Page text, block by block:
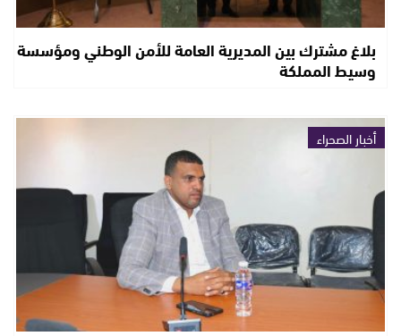
بلاغ مشترك بين المديرية العامة للأمن الوطني ومؤسسة
وسيط المملكة
أخبار الصحراء